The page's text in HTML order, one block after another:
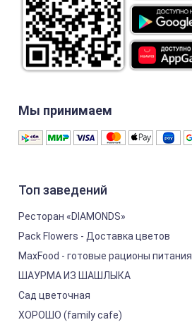
Мы принимаем
Топ заведений
Ресторан «DIAMONDS»
Pack Flowers - Доставка цветов
MaxFood - готовые рационы питания
ШАУРМА ИЗ ШАШЛЫКА
Сад цветочная
ХОРОШО (family cafe)